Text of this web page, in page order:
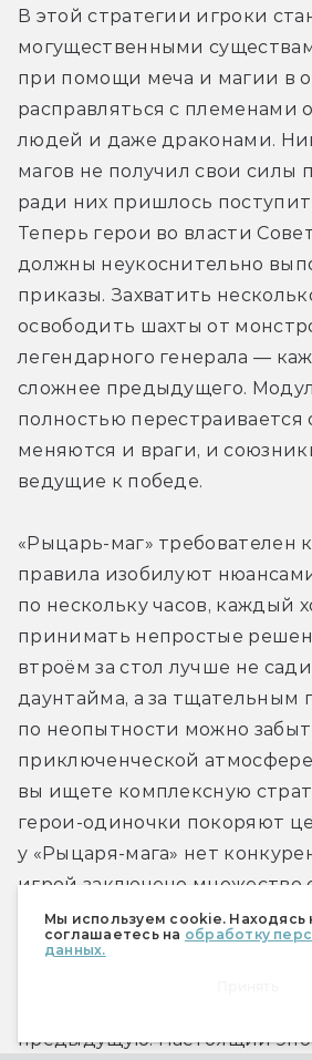
Мы используем cookie. Находясь
соглашаетесь на обработку
данных.
В этой стратегии игроки
могущественными
при помощи меча и магии в
расправляться с племенами
людей и даже драконами.
магов не получил свои силы
ради них пришлось
Теперь герои во власти
должны неукоснительно
приказы. Захватить
освободить шахты от
легендарного генерала —
сложнее предыдущего.
полностью перестраивается
меняются и враги, и
ведущие к победе.
«Рыцарь-маг» требователен
правила изобилуют
по нескольку часов, каждый
принимать непростые
втроём за стол лучше не
даунтайма, а за тщательным
по неопытности можно
приключенческой
вы ищете комплексную
герои-одиночки покоряют
у «Рыцаря-мага» нет
игрой заключено множество
возможность играть
командно, в кооперативе и
предыдущую. Настоящий